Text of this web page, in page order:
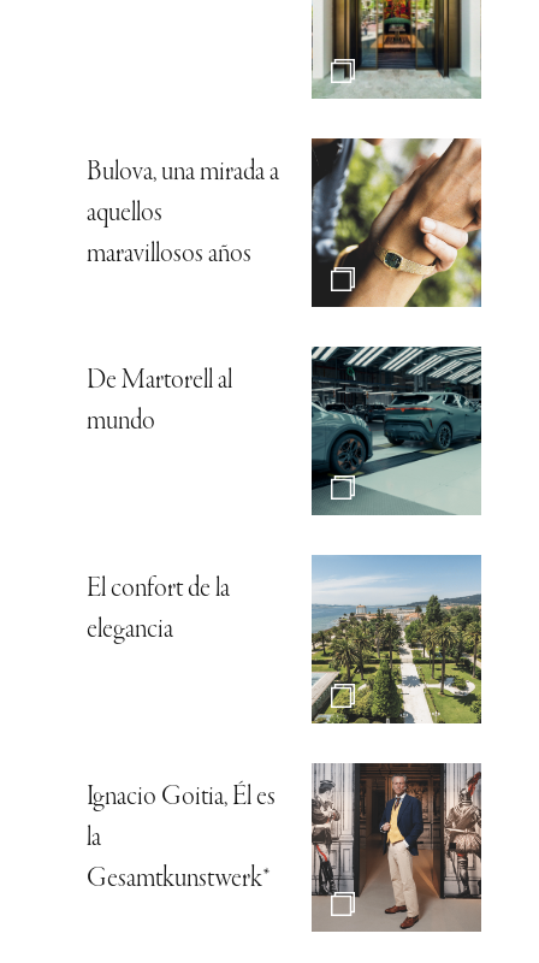
Bulova, una mirada a
aquellos
maravillosos años
De Martorell al
mundo
El confort de la
elegancia
Ignacio Goitia, Él es
la
Gesamtkunstwerk*